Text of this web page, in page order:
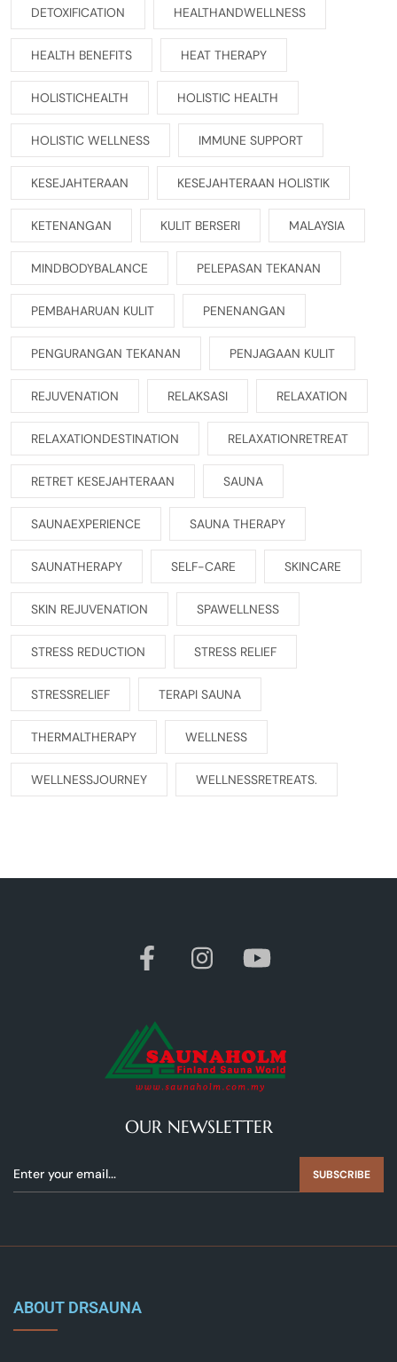
DETOXIFICATION HEALTHANDWELLNESS
HEALTH BENEFITS HEAT THERAPY
HOLISTICHEALTH HOLISTIC HEALTH
HOLISTIC WELLNESS IMMUNE SUPPORT
KESEJAHTERAAN KESEJAHTERAAN HOLISTIK
KETENANGAN KULIT BERSERI MALAYSIA
MINDBODYBALANCE PELEPASAN TEKANAN
PEMBAHARUAN KULIT PENENANGAN
PENGURANGAN TEKANAN PENJAGAAN KULIT
REJUVENATION RELAKSASI RELAXATION
RELAXATIONDESTINATION RELAXATIONRETREAT
RETRET KESEJAHTERAAN SAUNA
SAUNAEXPERIENCE SAUNA THERAPY
SAUNATHERAPY SELF-CARE SKINCARE
SKIN REJUVENATION SPAWELLNESS
STRESS REDUCTION STRESS RELIEF
STRESSRELIEF TERAPI SAUNA
THERMALTHERAPY WELLNESS
WELLNESSJOURNEY WELLNESSRETREATS.
OUR NEWSLETTER
SUBSCRIBE
ABOUT DRSAUNA